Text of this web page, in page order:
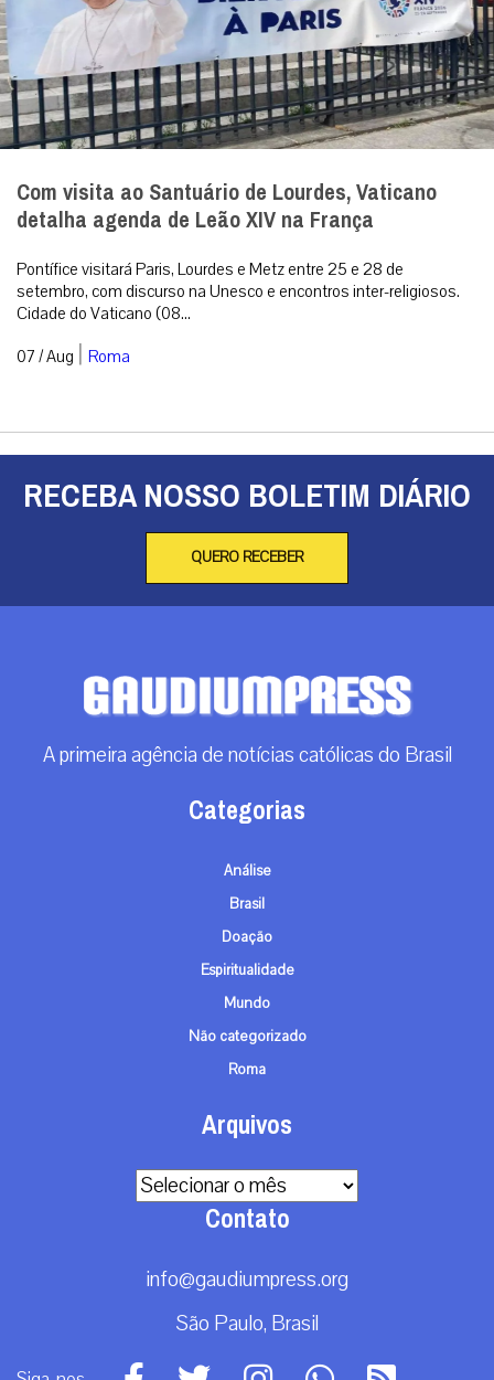
Com visita ao Santuário de Lourdes, Vaticano
detalha agenda de Leão XIV na França
Pontífice visitará Paris, Lourdes e Metz entre 25 e 28 de
setembro, com discurso na Unesco e encontros inter-religiosos.
Cidade do Vaticano (08...
07 / Aug | Roma
RECEBA NOSSO BOLETIM DIÁRIO
QUERO RECEBER
A primeira agência de notícias católicas do Brasil
Categorias
Análise
Brasil
Doação
Espiritualidade
Mundo
Não categorizado
Roma
Arquivos
Arquivos
Contato
info@gaudiumpress.org
São Paulo, Brasil